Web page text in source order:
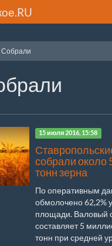
Собрали
15 июля 2016, 15:58
собрали около
тонн зерна
По оперативным
обмолочено 62,2%
площади. Валовый
составляет 5
тонн при средней